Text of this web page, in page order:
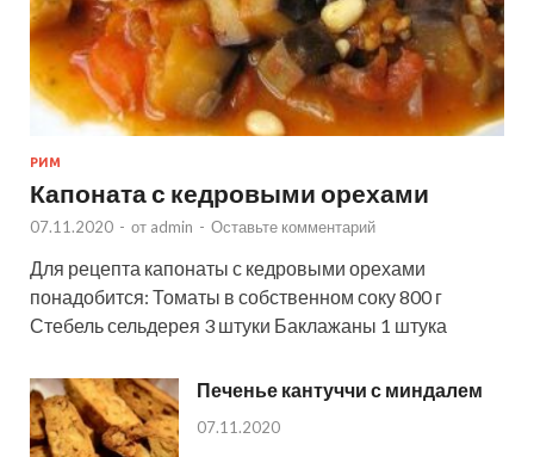
РИМ
Капоната с кедровыми орехами
07.11.2020 - от admin - Оставьте комментарий
Для рецепта капонаты с кедровыми орехами
понадобится: Томаты в собственном соку 800 г
Стебель сельдерея 3 штуки Баклажаны 1 штука
Печенье кантуччи с миндалем
07.11.2020